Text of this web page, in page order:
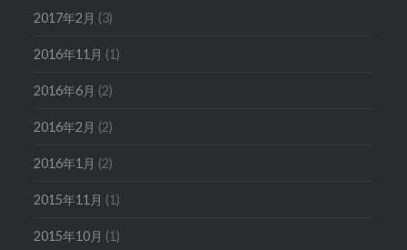
2017年2月 (3)
2016年11月 (1)
2016年6月 (2)
2016年2月 (2)
2016年1月 (2)
2015年11月 (1)
2015年10月 (1)